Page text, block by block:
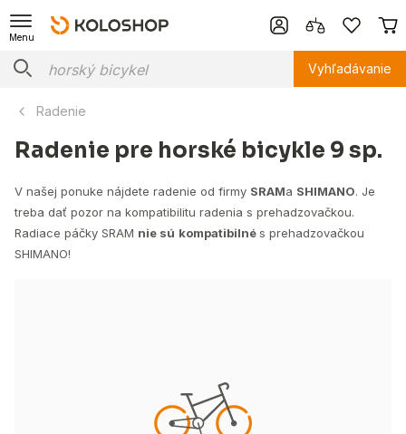
Menu
Vyhľadávanie
Radenie
Radenie pre horské bicykle 9 sp.
V našej ponuke nájdete radenie od firmy SRAMa SHIMANO. Je
treba dať pozor na kompatibilitu radenia s prehadzovačkou.
Radiace páčky SRAM nie sú kompatibilnés prehadzovačkou
SHIMANO!